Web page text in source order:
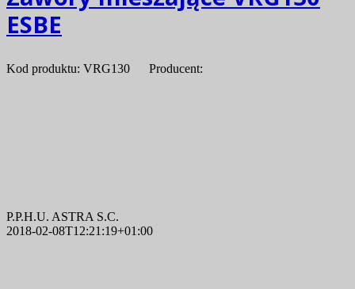
ESBE
Kod produktu: VRG130 Producent:
P.P.H.U. ASTRA S.C.
2018-02-08T12:21:19+01:00